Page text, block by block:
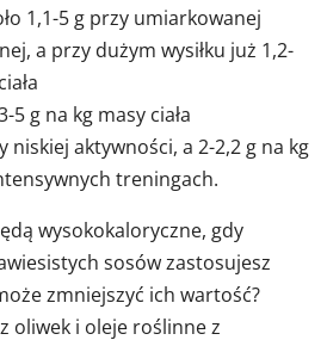
1,1-5 g przy umiarkowanej
a przy dużym wysiłku już 1,2-
g na kg masy ciała
niskiej aktywności, a 2-2,2 g na kg
treningach.
wysokokaloryczne, gdy
sosów zastosujesz
zmniejszyć ich wartość?
oliwek i oleje roślinne z